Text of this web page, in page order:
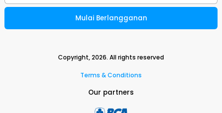
Mulai Berlangganan
Copyright,2026. All rights reserved
Terms & Conditions
Our partners